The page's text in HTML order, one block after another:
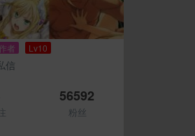
者 Lv10
信
56592
粉丝